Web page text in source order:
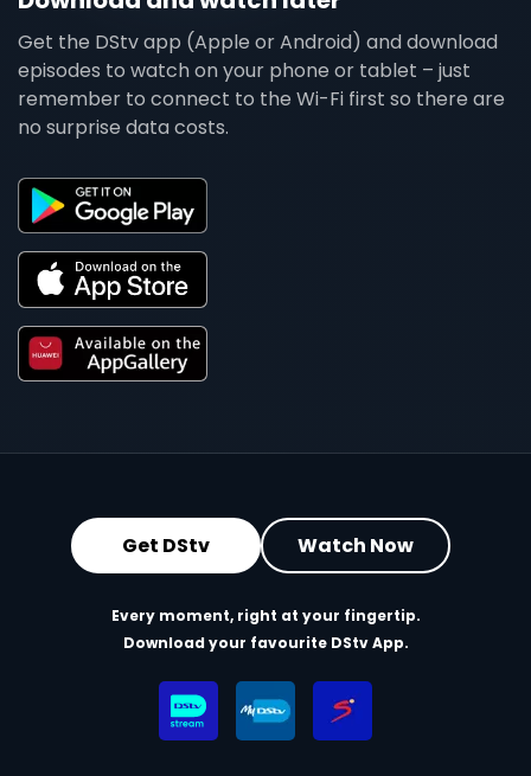
Get the DStv app (Apple or Android) and download
episodes to watch on your phone or tablet – just
remember to connect to the Wi-Fi first so there are
no surprise data costs.
Get DStv Watch Now
Every moment, right at your fingertip.
Download your favourite DStv App.